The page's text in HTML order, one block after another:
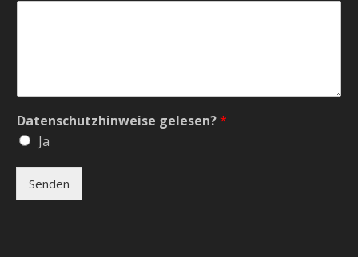
Datenschutzhinweise gelesen?*
Ja
Senden